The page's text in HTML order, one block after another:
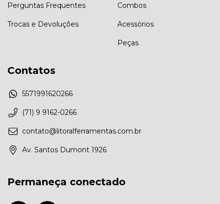
Perguntas Frequentes
Trocas e Devoluções
Combos
Acessórios
Peças
Contatos
5571991620266
(71) 9 9162-0266
contato@litoralferramentas.com.br
Av. Santos Dumont 1926
Permaneça conectado